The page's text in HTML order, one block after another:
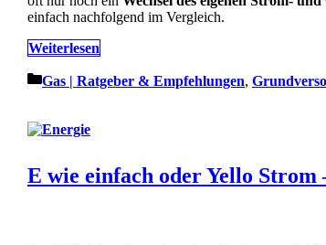
einfach nachfolgend im Vergleich.
Weiterlesen
Kategorien
Gas | Ratgeber & Empfehlungen,
E wie einfach oder Yello